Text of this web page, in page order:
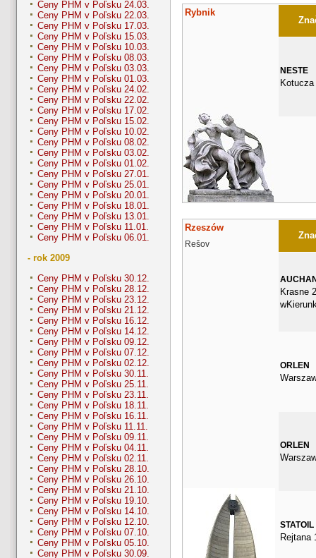
Ceny PHM v Poľsku 24.03.
Ceny PHM v Poľsku 22.03.
Ceny PHM v Poľsku 17.03.
Ceny PHM v Poľsku 15.03.
Ceny PHM v Poľsku 10.03.
Ceny PHM v Poľsku 08.03.
Ceny PHM v Poľsku 03.03.
Ceny PHM v Poľsku 01.03.
Ceny PHM v Poľsku 24.02.
Ceny PHM v Poľsku 22.02.
Ceny PHM v Poľsku 17.02.
Ceny PHM v Poľsku 15.02.
Ceny PHM v Poľsku 10.02.
Ceny PHM v Poľsku 08.02.
Ceny PHM v Poľsku 03.02.
Ceny PHM v Poľsku 01.02.
Ceny PHM v Poľsku 27.01.
Ceny PHM v Poľsku 25.01.
Ceny PHM v Poľsku 20.01.
Ceny PHM v Poľsku 18.01.
Ceny PHM v Poľsku 13.01.
Ceny PHM v Poľsku 11.01.
Ceny PHM v Poľsku 06.01.
- rok 2009
Ceny PHM v Poľsku 30.12.
Ceny PHM v Poľsku 28.12.
Ceny PHM v Poľsku 23.12.
Ceny PHM v Poľsku 21.12.
Ceny PHM v Poľsku 16.12.
Ceny PHM v Poľsku 14.12.
Ceny PHM v Poľsku 09.12.
Ceny PHM v Poľsku 07.12.
Ceny PHM v Poľsku 02.12.
Ceny PHM v Poľsku 30.11.
Ceny PHM v Poľsku 25.11.
Ceny PHM v Poľsku 23.11.
Ceny PHM v Poľsku 18.11.
Ceny PHM v Poľsku 16.11.
Ceny PHM v Poľsku 11.11.
Ceny PHM v Poľsku 09.11.
Ceny PHM v Poľsku 04.11.
Ceny PHM v Poľsku 02.11.
Ceny PHM v Poľsku 28.10.
Ceny PHM v Poľsku 26.10.
Ceny PHM v Poľsku 21.10.
Ceny PHM v Poľsku 19.10.
Ceny PHM v Poľsku 14.10.
Ceny PHM v Poľsku 12.10.
Ceny PHM v Poľsku 07.10.
Ceny PHM v Poľsku 05.10.
Ceny PHM v Poľsku 30.09.
Rybnik
NESTE
Kotucza
Rzeszów
Rešov
Krasne
ORLEN
ORLEN
STATOIL
Rejtana